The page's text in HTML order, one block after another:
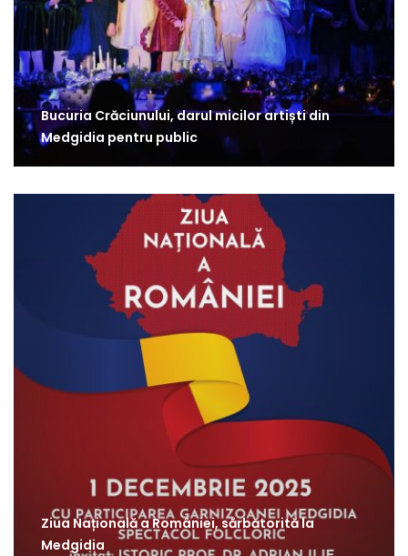
Bucuria Crăciunului, darul micilor artiști din
Medgidia pentru public
Ziua Națională a României, sărbătorită la
Medgidia